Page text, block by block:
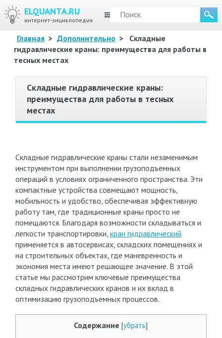
ELQUANTA.RU
интернет-энциклопедия
МЕНЮ
Главная > Дополнительно >
Складные
гидравлические краны: преимущества для работы в
тесных местах
Складные гидравлические краны:
преимущества для работы в тесных
местах
Складные гидравлические краны стали незаменимым
инструментом при выполнении грузоподъемных
операций в условиях ограниченного пространства. Эти
компактные устройства совмещают мощность,
мобильность и удобство, обеспечивая эффективную
работу там, где традиционные краны просто не
помещаются. Благодаря возможности складываться и
легкости транспортировки, кран гидравлический
применяется в автосервисах, складских помещениях и
на строительных объектах, где маневренность и
экономия места имеют решающее значение. В этой
статье мы рассмотрим ключевые преимущества
складных гидравлических кранов и их вклад в
оптимизацию грузоподъемных процессов.
Содержание [убрать]